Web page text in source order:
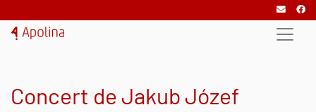
Concert de Jakub Józef